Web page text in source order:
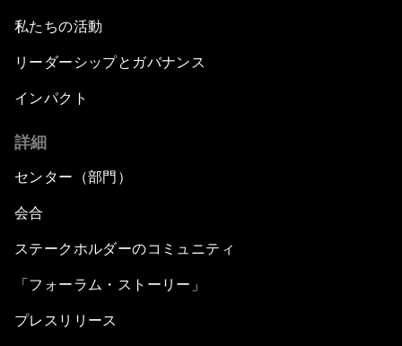
私たちの活動
リーダーシップとガバナンス
インパクト
詳細
センター（部門）
会合
ステークホルダーのコミュニティ
「フォーラム・ストーリー」
プレスリリース